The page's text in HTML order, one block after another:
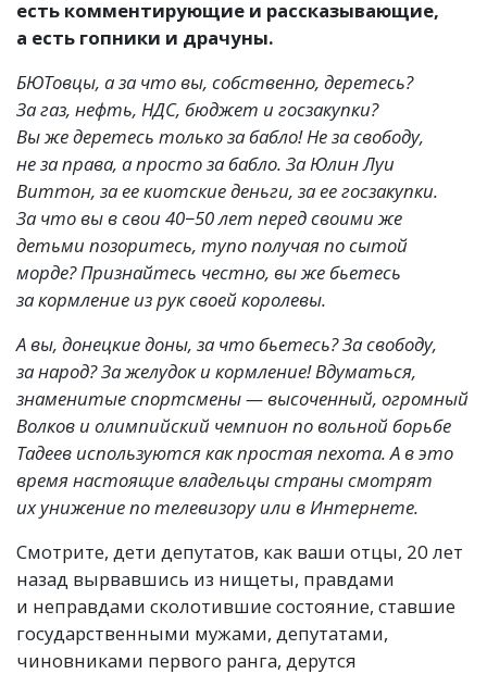
есть комментирующие и рассказывающие,
а есть гопники и драчуны.
БЮТовцы, а за что вы, собственно, деретесь?
За газ, нефть, НДС, бюджет и госзакупки?
Вы же деретесь только за бабло! Не за свободу,
не за права, а просто за бабло. За Юлин Луи
Виттон, за ее киотские деньги, за ее госзакупки.
За что вы в свои 40−50 лет перед своими же
детьми позоритесь, тупо получая по сытой
морде? Признайтесь честно, вы же бьетесь
за кормление из рук своей королевы.
А вы, донецкие доны, за что бьетесь? За свободу,
за народ? За желудок и кормление! Вдуматься,
знаменитые спортсмены — высоченный, огромный
Волков и олимпийский чемпион по вольной борьбе
Тадеев используются как простая пехота. А в это
время настоящие владельцы страны смотрят
их унижение по телевизору или в Интернете.
Смотрите, дети депутатов, как ваши отцы, 20 лет
назад вырвавшись из нищеты, правдами
и неправдами сколотившие состояние, ставшие
государственными мужами, депутатами,
чиновниками первого ранга, дерутся